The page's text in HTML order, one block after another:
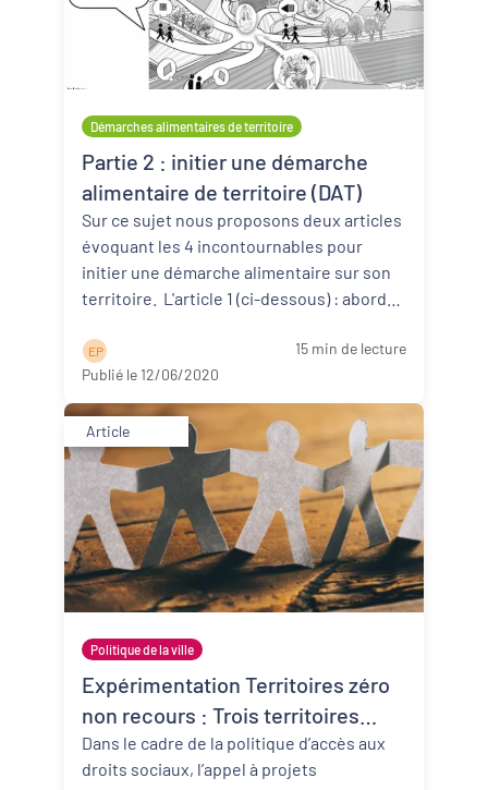
Démarches alimentaires de territoire
Partie 2 : initier une démarche
alimentaire de territoire (DAT)
Sur ce sujet nous proposons deux articles
évoquant les 4 incontournables pour
initier une démarche alimentaire sur son
territoire. L'article 1 (ci-dessous) : aborde
E P
15 min de lecture
Publié le 12/06/2020
Article
Politique de la ville
Expérimentation Territoires zéro
non recours : Trois territoires
néo-aquitains participants !
Dans le cadre de la politique d’accès aux
droits sociaux, l’appel à projets